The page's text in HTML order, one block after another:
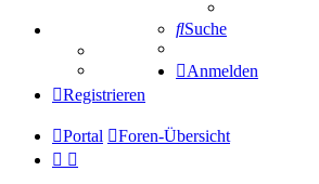
Schiffe
Tipprunde
Comunio
Suche
Anmelden
Registrieren
Portal Foren-Übersicht